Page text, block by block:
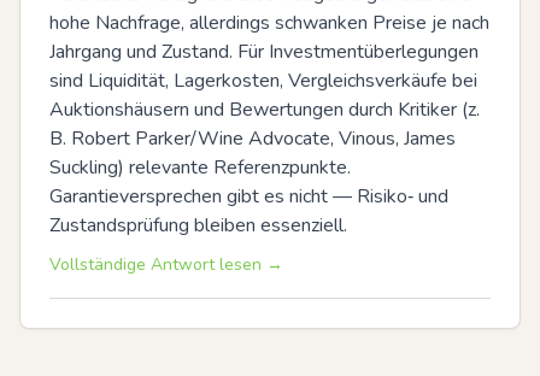
hohe Nachfrage, allerdings schwanken Preise je nach
Jahrgang und Zustand. Für Investmentüberlegungen
sind Liquidität, Lagerkosten, Vergleichsverkäufe bei
Auktionshäusern und Bewertungen durch Kritiker (z.
B. Robert Parker/Wine Advocate, Vinous, James
Suckling) relevante Referenzpunkte.
Garantieversprechen gibt es nicht — Risiko‑ und
Zustandsprüfung bleiben essenziell.
Vollständige Antwort lesen →